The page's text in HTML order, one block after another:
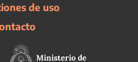
de uso